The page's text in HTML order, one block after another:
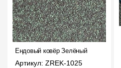
Ендовый ковёр Зелёный
Артикул: ZREK-1025